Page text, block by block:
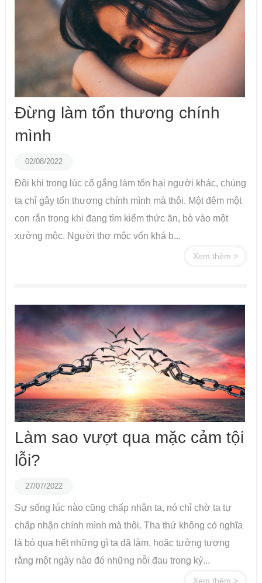
Đừng làm tổn thương chính
mình
02/08/2022
Đôi khi trong lúc cố gắng làm tổn hại người khác, chúng
ta chỉ gây tổn thương chính mình mà thôi. Một đêm một
con rắn trong khi đang tìm kiếm thức ăn, bò vào một
xưởng mộc. Người thợ mộc vốn khá b...
Xem thêm >
Làm sao vượt qua mặc cảm tội
lỗi?
27/07/2022
Sự sống lúc nào cũng chấp nhận ta, nó chỉ chờ ta tự
chấp nhận chính mình mà thôi. Tha thứ không có nghĩa
là bỏ qua hết những gì ta đã làm, hoặc tưởng tượng
rằng một ngày nào đó những nỗi đau trong ký...
Xem thêm >